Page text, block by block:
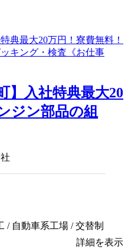
】入社特典最大20
ジン部品の組
/ 自動車系工場 / 交替制
詳細を表示